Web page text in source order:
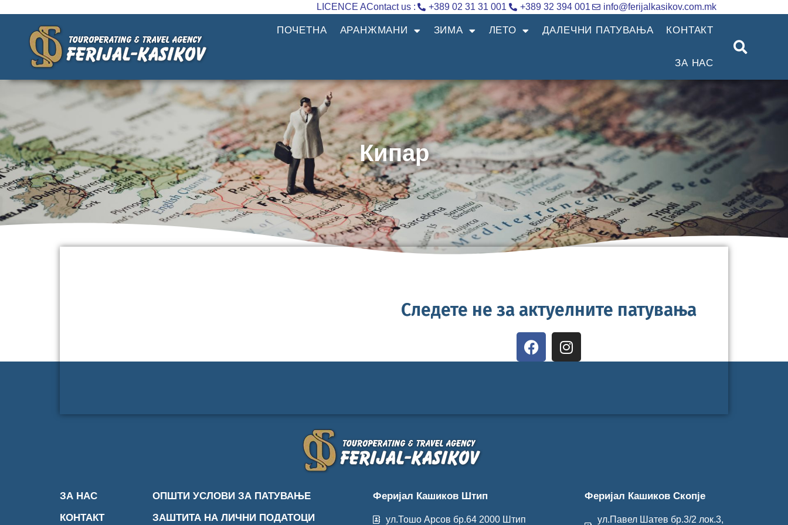
LICENCE AContact us : +389 02 31 31 001 +389 32 394 001 info@ferijalkasikov.com.mk
ПОЧЕТНА АРАНЖМАНИ ЗИМА ЛЕТО ДАЛЕЧНИ ПАТУВАЊА КОНТАКТ
ЗА НАС
Кипар
Следете не за актуелните патувања
ЗА НАС
КОНТАКТ
ОПШТИ УСЛОВИ ЗА ПАТУВАЊЕ
ЗАШТИТА НА ЛИЧНИ ПОДАТОЦИ
Феријал Кашиков Штип
ул.Тошо Арсов бр.64 2000 Штип
Феријал Кашиков Скопје
ул.Павел Шатев бр.3/2 лок.3,